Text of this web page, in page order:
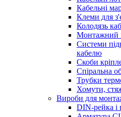
Кабельні
Клеми для
Колодязь
Монтажний
Системи
кабелю
Скоби
Спіральна
Трубки
Хомути,
Вироби для
DIN-рейка і